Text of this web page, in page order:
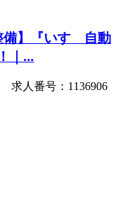
備】『いすゞ自動
｜...
求人番号：1136906